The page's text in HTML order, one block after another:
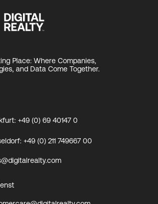
Place: Where Companies,
and Data Come Together.
+49 (0) 69 40147 0
+49 (0) 211 749667 00